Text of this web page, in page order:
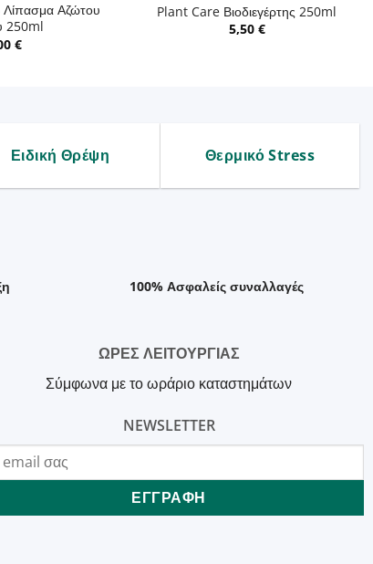
Αζώτου
250ml
€
Plant Care Βιοδιεγέρτης 250ml
5,50 €
Ειδική Θρέψη Θερμικό Stress
100% Ασφαλείς συναλλαγές
ΩΡΕΣ ΛΕΙΤΟΥΡΓΙΑΣ
Σύμφωνα με το ωράριο καταστημάτων
NEWSLETTER